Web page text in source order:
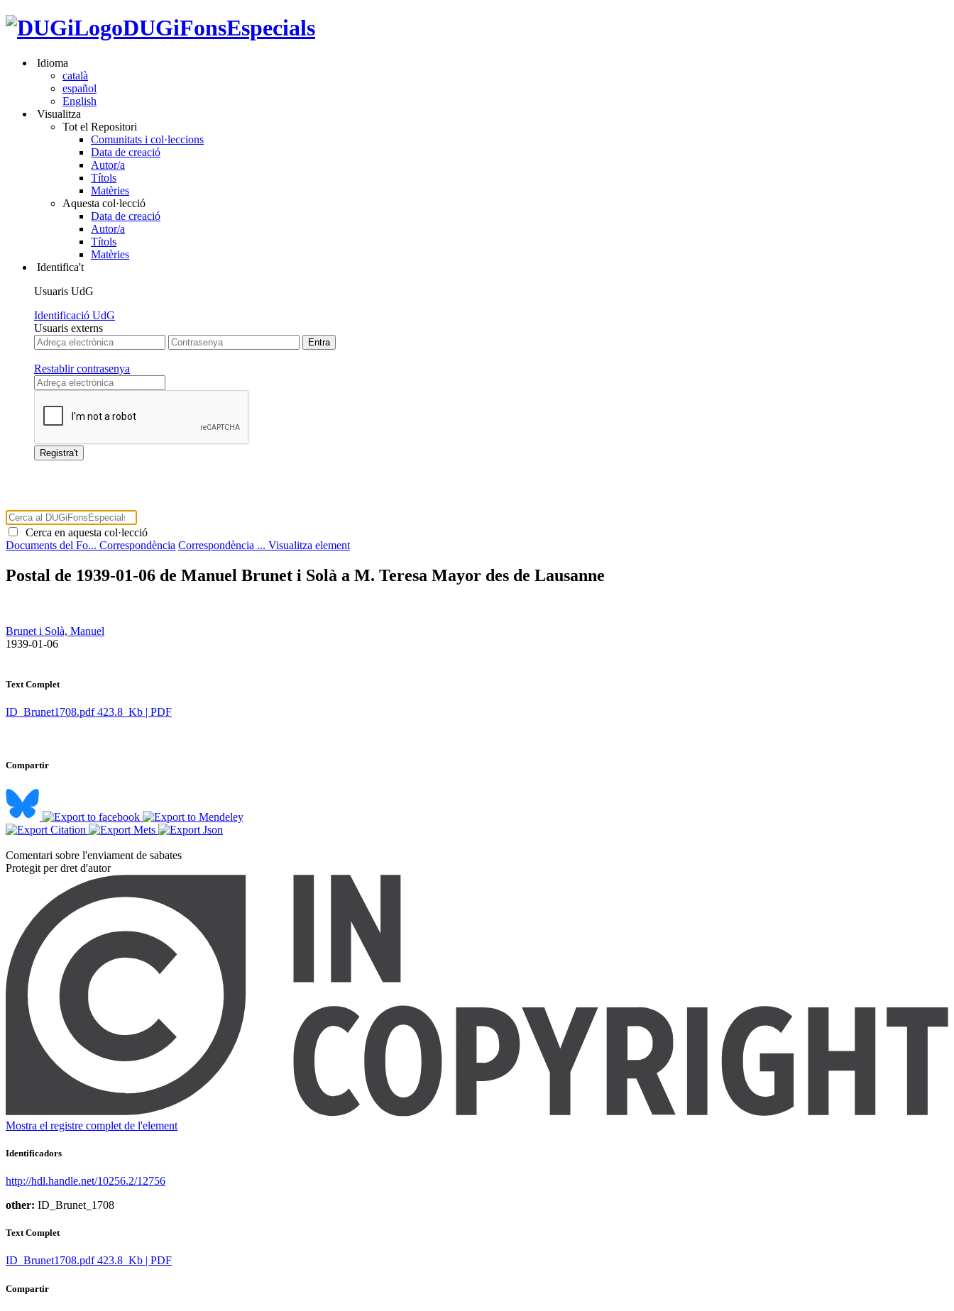
DUGiFonsEspecials
Idioma
català
español
English
Visualitza
Tot el Repositori
Comunitats i col·leccions
Data de creació
Autor/a
Títols
Matèries
Aquesta col·lecció
Data de creació
Autor/a
Títols
Matèries
Identifica't
Usuaris UdG
Identificació UdG
Usuaris externs
Restablir contrasenya
Cerca en aquesta col·lecció
Documents del Fo... Correspondència Correspondència ... Visualitza element
Postal de 1939-01-06 de Manuel Brunet i Solà a M. Teresa Mayor des de Lausanne
Brunet i Solà, Manuel
​ 1939-01-06
Text Complet
ID_Brunet1708.pdf 423.8 Kb | PDF
Compartir
Comentari sobre l'enviament de sabates ​
Protegit per dret d'autor
Mostra el registre complet de l'element
Identificadors
http://hdl.handle.net/10256.2/12756
other: ID_Brunet_1708
Text Complet
ID_Brunet1708.pdf 423.8 Kb | PDF
Compartir